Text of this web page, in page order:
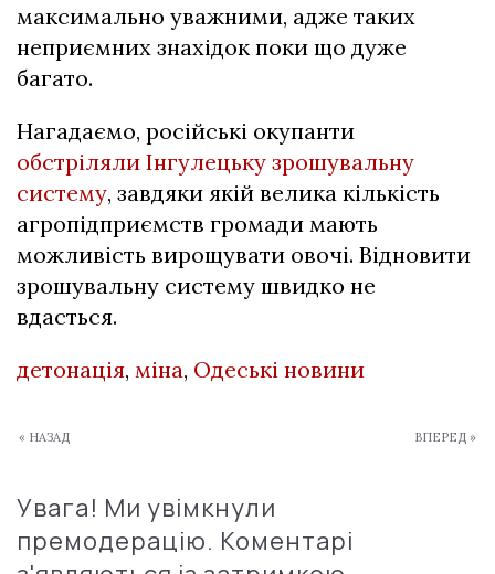
максимально уважними, адже таких
неприємних знахідок поки що дуже
багато.
Нагадаємо, російські окупанти
обстріляли Інгулецьку зрошувальну
систему, завдяки якій велика кількість
агропідприємств громади мають
можливість вирощувати овочі. Відновити
зрошувальну систему швидко не
вдасться.
детонація, міна, Одеські новини
« НАЗАД ВПЕРЕД »
Увага! Ми увімкнули
премодерацію. Коментарі